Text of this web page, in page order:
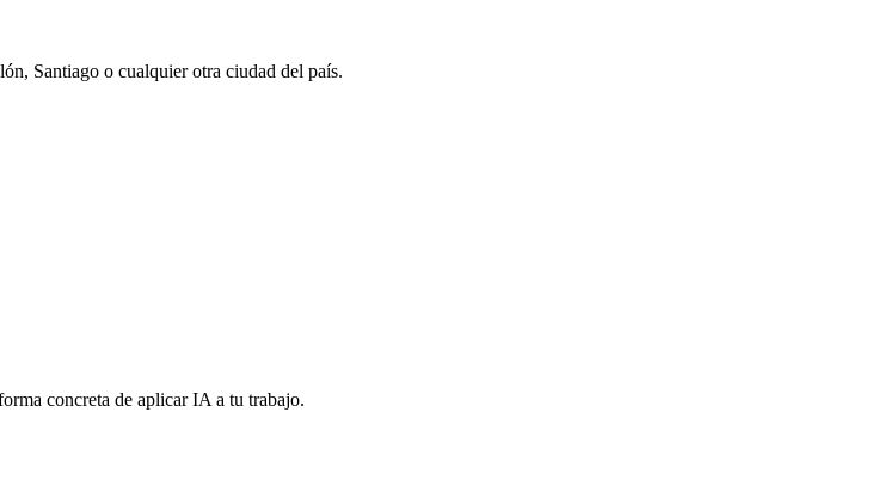
Santiago o cualquier otra ciudad del país.
concreta de aplicar IA a tu trabajo.